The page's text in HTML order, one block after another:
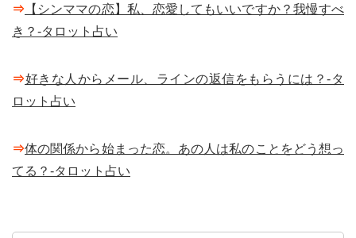
⇒ 【シンママの恋】私、恋愛してもいいですか？我慢すべ
き？-タロット占い
⇒好きな人からメール、ラインの返信をもらうには？-タ
ロット占い
⇒体の関係から始まった恋。あの人は私のことをどう想っ
てる？-タロット占い